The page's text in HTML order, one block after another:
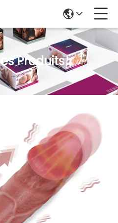
Produits